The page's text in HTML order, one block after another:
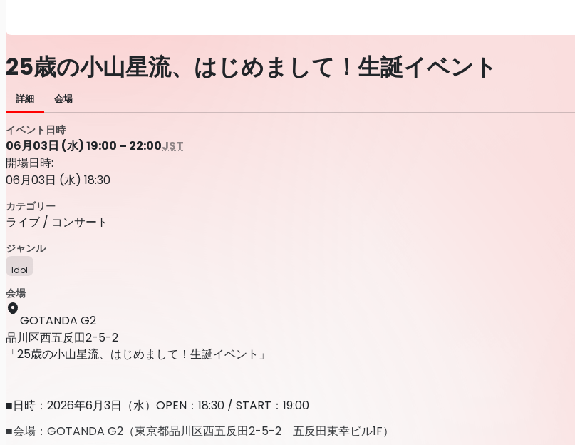
25歳の小山星流、はじめまして！生誕イベント
詳細 会場
イベント日時
06月03日 (水) 19:00 – 22:00JST
開場日時:
06月03日 (水) 18:30
カテゴリー
ライブ / コンサート
ジャンル
Idol
会場
GOTANDA G2
品川区西五反田2-5-2
「25歳の小山星流、はじめまして！生誕イベント」
■日時：2026年6月3日（水）OPEN：18:30 / START：19:00
■会場：GOTANDA G2（東京都品川区西五反田2-5-2 五反田東幸ビル1F）